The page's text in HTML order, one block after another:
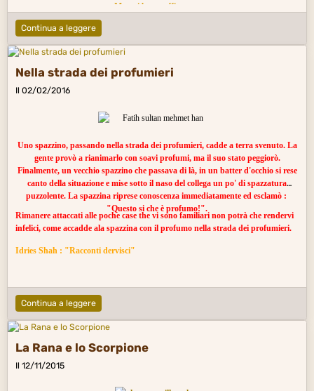
Ma poi bene raffigurata
Con fischiate, in sù, e in giù.
E i Pavoni ? Ah ! Quei signori
La spennarono ben ben;
Rifuggi tra i suoi, ma fuori
Va com'essa due piè,
Ch'egual pompa fan di sè.
Di plagiario il nome a questo ;
Taccio : di ognun qui pensi a sè
Io non voglio essergli infesto ;
Briga tal, non mia non è.
Continua a leggere
Nella strada dei profumieri
Il 02/02/2016
Uno spazzino, passando nella strada dei profumieri, cadde a terra svenuto. La
gente provò a rianimarlo con soavi profumi, ma il suo stato peggiorò.
Finalmente, un vecchio spazzino che passava di là, in un batter d'occhio si rese
canto della situazione e mise sotto il naso del collega un po' di spazzatura
puzzolente. La spazzina riprese conoscenza immediatamente ed esclamò :
"Questo si che è profumo!".
Rimanere attaccati alle poche case the vi sono familiari non potrà che rendervi
infelici, come accadde ala spazzina con il profumo nella strada dei profumieri.
​Idries Shah : "Racconti dervisci"
Continua a leggere
La Rana e lo Scorpione
Il 12/11/2015